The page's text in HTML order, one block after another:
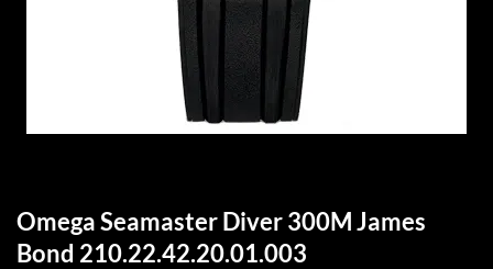
Omega Seamaster Diver 300M James
Bond 210.22.42.20.01.003